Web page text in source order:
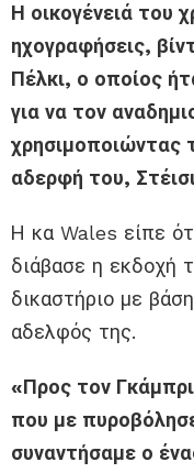
Η οικογένειά του
ηχογραφήσεις,
Πέλκι, ο οποίος
για να τον
χρησιμοποιώντας
αδερφή του,
Η κα Wales είπε
διάβασε η εκδοχή
δικαστήριο με
αδελφός της.
«Προς τον
που με
συναντήσαμε ο